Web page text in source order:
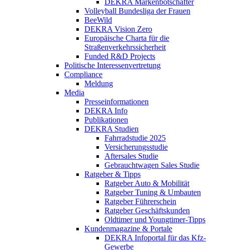
Volleyball Bundesliga der Frauen
BeeWild
DEKRA Vision Zero
Europäische Charta für die
Straßenverkehrssicherheit
Funded R&D Projects
Politische Interessenvertretung
Compliance
Meldung
Media
Presseinformationen
DEKRA Info
Publikationen
DEKRA Studien
Fahrradstudie 2025
Versicherungsstudie
Aftersales Studie
Gebrauchtwagen Sales Studie
Ratgeber & Tipps
Ratgeber Auto & Mobilität
Ratgeber Tuning & Umbauten
Ratgeber Führerschein
Ratgeber Geschäftskunden
Oldtimer und Youngtimer-Tipps
Kundenmagazine & Portale
DEKRA Infoportal für das Kfz-
Gewerbe